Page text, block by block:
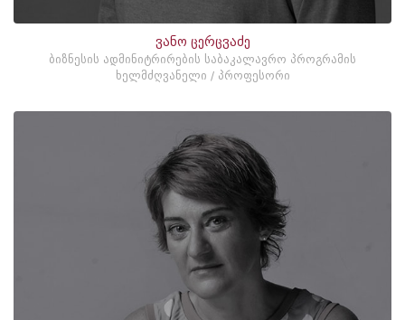
ვანო ცერცვაძე
ბიზნესის ადმინიტრირების საბაკალავრო პროგრამის
ხელმძღვანელი / პროფესორი